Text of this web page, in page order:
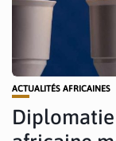
ACTUALITÉS AFRICAINES
Diplomatie